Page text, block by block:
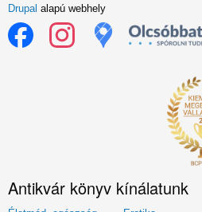
Drupal alapú webhely
Antikvár könyv kínálatunk